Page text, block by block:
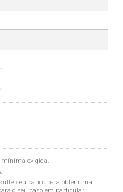
mínima exigida.
seu banco para obter uma